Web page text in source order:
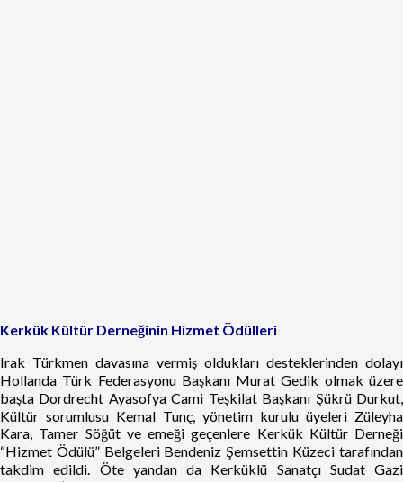
Kerkük Kültür Derneğinin Hizmet Ödülleri
Irak Türkmen davasına vermiş oldukları desteklerinden dolayı
Hollanda Türk Federasyonu Başkanı Murat Gedik olmak üzere
başta Dordrecht Ayasofya Cami Teşkilat Başkanı Şükrü Durkut,
Kültür sorumlusu Kemal Tunç, yönetim kurulu üyeleri Züleyha
Kara, Tamer Söğüt ve emeği geçenlere Kerkük Kültür Derneği
“Hizmet Ödülü” Belgeleri Bendeniz Şemsettin Küzeci tarafından
takdim edildi. Öte yandan da Kerküklü Sanatçı Sudat Gazi